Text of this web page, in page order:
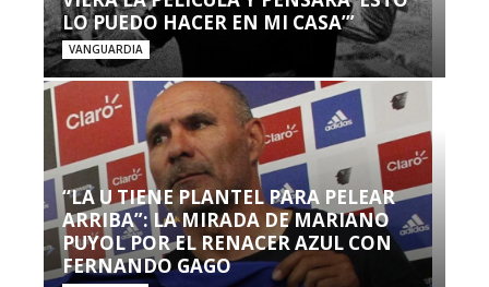
LO PUEDO HACER EN MI CASA’”
VANGUARDIA
“LA U TIENE PLANTEL PARA PELEAR
ARRIBA”: LA MIRADA DE MARIANO
PUYOL POR EL RENACER AZUL CON
FERNANDO GAGO